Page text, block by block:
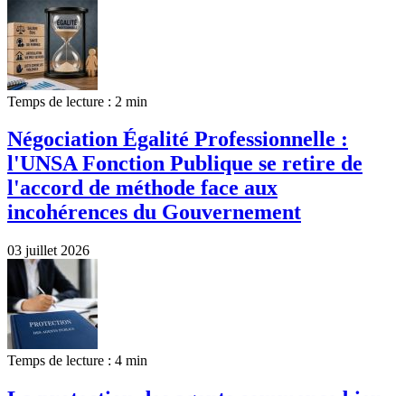
Temps de lecture : 2 min
Négociation Égalité Professionnelle :
l'UNSA Fonction Publique se retire de
l'accord de méthode face aux
incohérences du Gouvernement
03 juillet 2026
Temps de lecture : 4 min